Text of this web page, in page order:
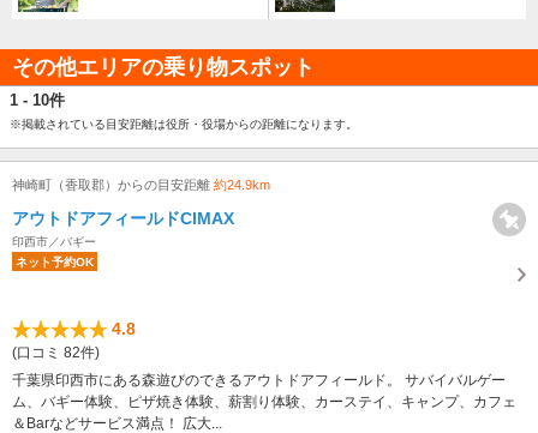
その他エリアの乗り物スポット
1 - 10件
※掲載されている目安距離は役所・役場からの距離になります。
神崎町（香取郡）からの目安距離 約24.9km
アウトドアフィールドCIMAX
印西市／バギー
ネット予約OK
4.8
(口コミ 82件)
千葉県印西市にある森遊びのできるアウトドアフィールド。 サバイバルゲー
ム、バギー体験、ピザ焼き体験、薪割り体験、カーステイ、キャンプ、カフェ
＆Barなどサービス満点！ 広大...